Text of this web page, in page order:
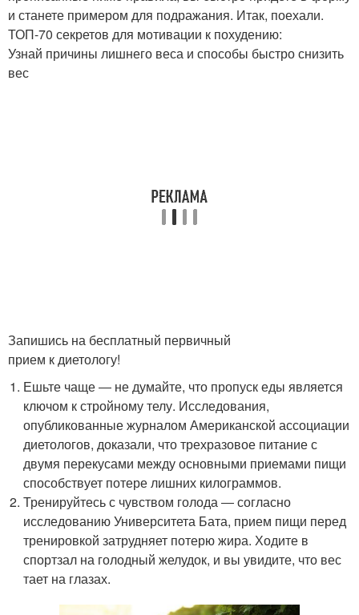
и станете примером для подражания. Итак, поехали.
ТОП-70 секретов для мотивации к похудению:
Узнай причины лишнего веса и способы быстро снизить
вес
Запишись на бесплатный первичный
прием к диетологу!
Ешьте чаще ― не думайте, что пропуск еды является
ключом к стройному телу. Исследования,
опубликованные журналом Американской ассоциации
диетологов, доказали, что трехразовое питание с
двумя перекусами между основными приемами пищи
способствует потере лишних килограммов.
Тренируйтесь с чувством голода ― согласно
исследованию Университета Бата, прием пищи перед
тренировкой затрудняет потерю жира. Ходите в
спортзал на голодный желудок, и вы увидите, что вес
тает на глазах.